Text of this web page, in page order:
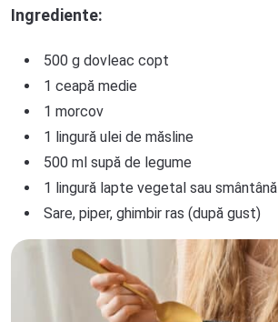
Ingrediente:
500 g dovleac copt
1 ceapă medie
1 morcov
1 lingură ulei de măsline
500 ml supă de legume
1 lingură lapte vegetal sau smântână
Sare, piper, ghimbir ras (după gust)